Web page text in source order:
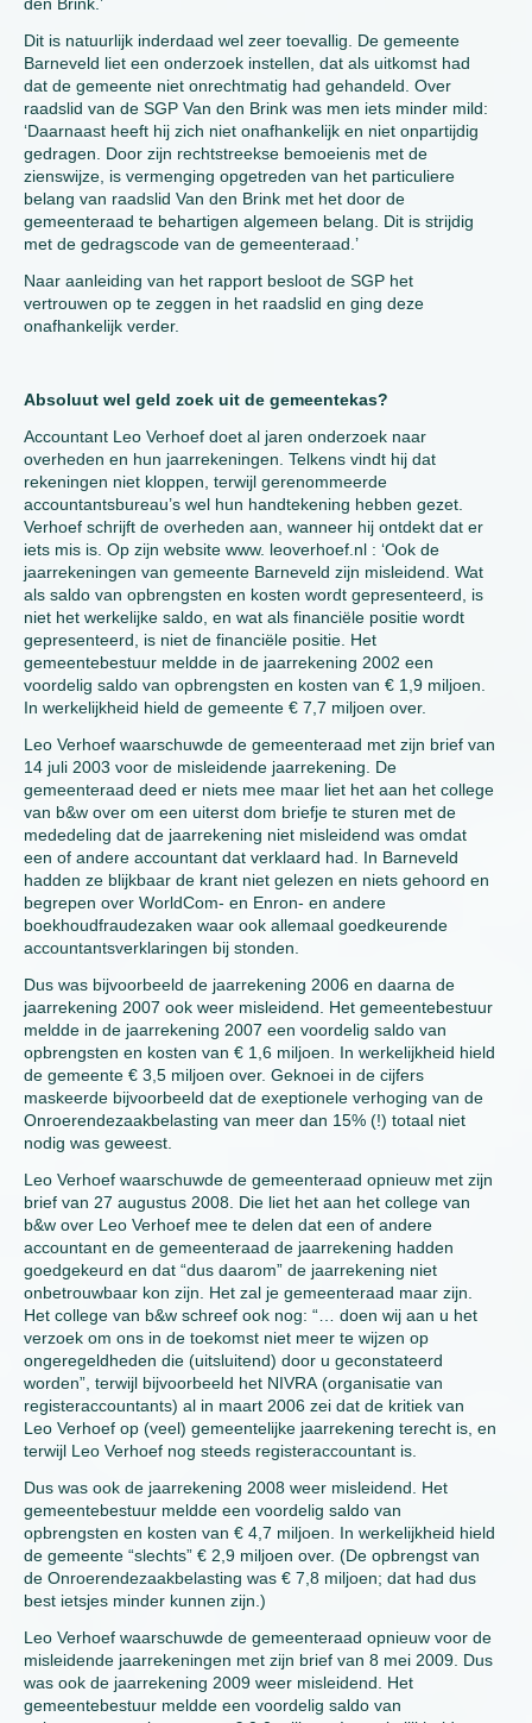
Dit is natuurlijk inderdaad wel zeer toevallig. De gemeente
Barneveld liet een onderzoek instellen, dat als uitkomst had
dat de gemeente niet onrechtmatig had gehandeld. Over
raadslid van de SGP Van den Brink was men iets minder mild:
‘Daarnaast heeft hij zich niet onafhankelijk en niet onpartijdig
gedragen. Door zijn rechtstreekse bemoeienis met de
zienswijze, is vermenging opgetreden van het particuliere
belang van raadslid Van den Brink met het door de
gemeenteraad te behartigen algemeen belang. Dit is strijdig
met de gedragscode van de gemeenteraad.’
Naar aanleiding van het rapport besloot de SGP het
vertrouwen op te zeggen in het raadslid en ging deze
onafhankelijk verder.
Absoluut wel geld zoek uit de gemeentekas?
Accountant Leo Verhoef doet al jaren onderzoek naar
overheden en hun jaarrekeningen. Telkens vindt hij dat
rekeningen niet kloppen, terwijl gerenommeerde
accountantsbureau’s wel hun handtekening hebben gezet.
Verhoef schrijft de overheden aan, wanneer hij ontdekt dat er
iets mis is. Op zijn website www. leoverhoef.nl : ‘Ook de
jaarrekeningen van gemeente Barneveld zijn misleidend. Wat
als saldo van opbrengsten en kosten wordt gepresenteerd, is
niet het werkelijke saldo, en wat als financiële positie wordt
gepresenteerd, is niet de financiële positie. Het
gemeentebestuur meldde in de jaarrekening 2002 een
voordelig saldo van opbrengsten en kosten van € 1,9 miljoen.
In werkelijkheid hield de gemeente € 7,7 miljoen over.
Leo Verhoef waarschuwde de gemeenteraad met zijn brief van
14 juli 2003 voor de misleidende jaarrekening. De
gemeenteraad deed er niets mee maar liet het aan het college
van b&w over om een uiterst dom briefje te sturen met de
mededeling dat de jaarrekening niet misleidend was omdat
een of andere accountant dat verklaard had. In Barneveld
hadden ze blijkbaar de krant niet gelezen en niets gehoord en
begrepen over WorldCom- en Enron- en andere
boekhoudfraudezaken waar ook allemaal goedkeurende
accountantsverklaringen bij stonden.
Dus was bijvoorbeeld de jaarrekening 2006 en daarna de
jaarrekening 2007 ook weer misleidend. Het gemeentebestuur
meldde in de jaarrekening 2007 een voordelig saldo van
opbrengsten en kosten van € 1,6 miljoen. In werkelijkheid hield
de gemeente € 3,5 miljoen over. Geknoei in de cijfers
maskeerde bijvoorbeeld dat de exeptionele verhoging van de
Onroerendezaakbelasting van meer dan 15% (!) totaal niet
nodig was geweest.
Leo Verhoef waarschuwde de gemeenteraad opnieuw met zijn
brief van 27 augustus 2008. Die liet het aan het college van
b&w over Leo Verhoef mee te delen dat een of andere
accountant en de gemeenteraad de jaarrekening hadden
goedgekeurd en dat “dus daarom” de jaarrekening niet
onbetrouwbaar kon zijn. Het zal je gemeenteraad maar zijn.
Het college van b&w schreef ook nog: “… doen wij aan u het
verzoek om ons in de toekomst niet meer te wijzen op
ongeregeldheden die (uitsluitend) door u geconstateerd
worden”, terwijl bijvoorbeeld het NIVRA (organisatie van
registeraccountants) al in maart 2006 zei dat de kritiek van
Leo Verhoef op (veel) gemeentelijke jaarrekening terecht is, en
terwijl Leo Verhoef nog steeds registeraccountant is.
Dus was ook de jaarrekening 2008 weer misleidend. Het
gemeentebestuur meldde een voordelig saldo van
opbrengsten en kosten van € 4,7 miljoen. In werkelijkheid hield
de gemeente “slechts” € 2,9 miljoen over. (De opbrengst van
de Onroerendezaakbelasting was € 7,8 miljoen; dat had dus
best ietsjes minder kunnen zijn.)
Leo Verhoef waarschuwde de gemeenteraad opnieuw voor de
misleidende jaarrekeningen met zijn brief van 8 mei 2009. Dus
was ook de jaarrekening 2009 weer misleidend. Het
gemeentebestuur meldde een voordelig saldo van